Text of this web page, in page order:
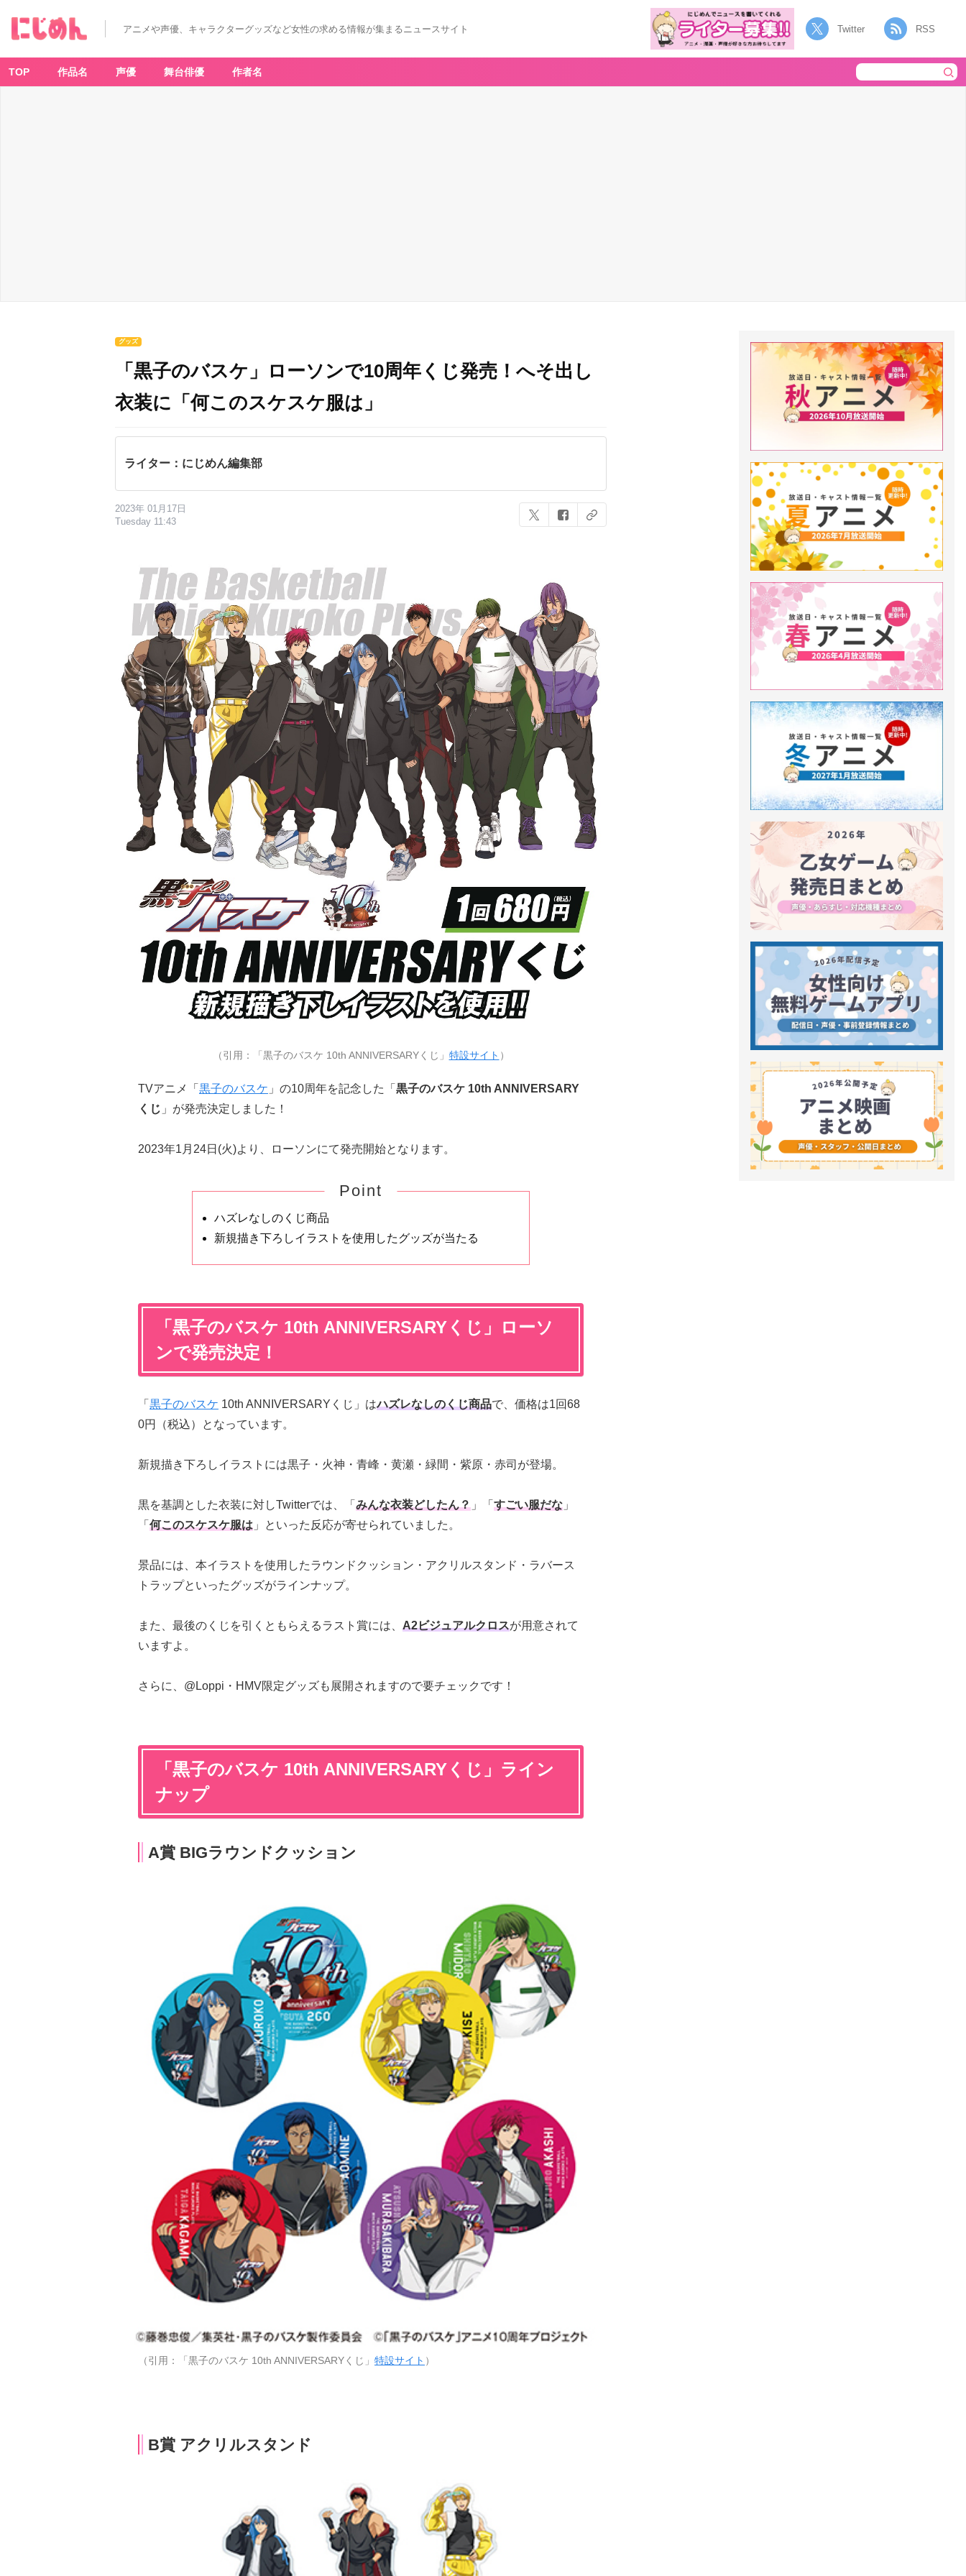
アニメや声優、キャラクターグッズなど女性の求める情報が集まるニュースサイト Twitter RSS
TOP 作品名 声優 舞台俳優 作者名
グッズ
「黒子のバスケ」ローソンで10周年くじ発売！へそ出し
衣装に「何このスケスケ服は」
ライター：にじめん編集部
2023年 01月17日
Tuesday 11:43
（引用：「黒子のバスケ 10th ANNIVERSARYくじ」 特設サイト ）
TVアニメ「 黒子のバスケ 」の10周年を記念した「 黒子のバスケ 10th ANNIVERSARY
くじ 」が発売決定しました！
2023年1月24日(火)より、ローソンにて発売開始となります。
Point
ハズレなしのくじ商品
新規描き下ろしイラストを使用したグッズが当たる
「 黒子のバスケ 10th ANNIVERSARYくじ 」ローソ
ンで発売決定！
「 黒子のバスケ 10th ANNIVERSARYくじ」はハズレなしのくじ商品で、価格は1回68
0円（税込）となっています。
新規描き下ろしイラストには黒子・火神・青峰・黄瀬・緑間・紫原・赤司が登場。
黒を基調とした衣装に対しTwitterでは、「 みんな衣装どしたん？ 」「 すごい服だな 」
「 何このスケスケ服は 」といった反応が寄せられていました。
景品には、本イラストを使用したラウンドクッション・アクリルスタンド・ラバース
トラップといったグッズがラインナップ。
また、最後のくじを引くともらえるラスト賞には、 A2ビジュアルクロスが用意されて
いますよ。
さらに、@Loppi・HMV限定グッズも展開されますので要チェックです！
「 黒子のバスケ 10th ANNIVERSARYくじ 」ライン
ナップ
A賞 BIGラウンドクッション
（引用：「黒子のバスケ 10th ANNIVERSARYくじ」 特設サイト ）
B賞 アクリルスタンド